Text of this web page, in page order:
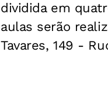
dividida em
aulas serão
Tavares, 149 -